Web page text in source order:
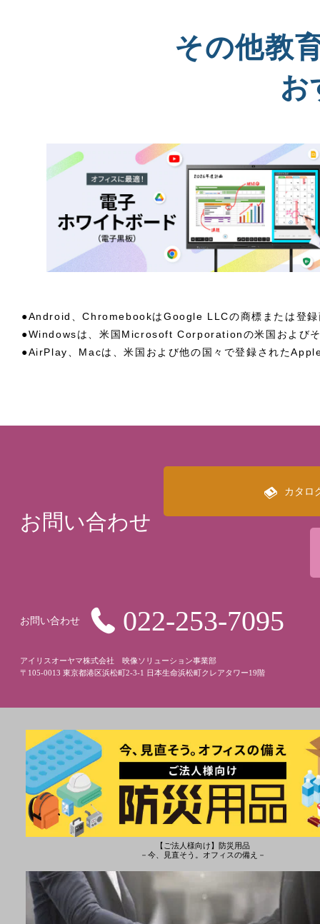
その他教
お
●Android、ChromebookはGoogle LLCの商標または登録
●Windowsは、米国Microsoft Corporationの米国および
●AirPlay、Macは、米国および他の国々で登録された
お問い合わせ
カタロ
お問い合わせ 022-253-7095
アイリスオーヤマ株式会社 映像ソリューション事業部
〒105-0013 東京都港区浜松町2-3-1 日本生命浜松町クレアタワー19階
【ご法人様向け】防災用品
－今、見直そう。オフィスの備え－